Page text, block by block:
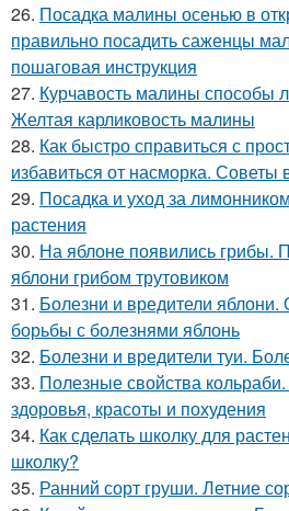
26. Посадка малины осенью в
правильно посадить саженцы
пошаговая инструкция
27. Курчавость малины способы
Желтая карликовость малины
28. Как быстро справиться с
избавиться от насморка. Советы
29. Посадка и уход за
растения
30. На яблоне появились грибы.
яблони грибом трутовиком
31. Болезни и вредители
борьбы с болезнями яблонь
32. Болезни и вредители туи.
33. Полезные свойства
здоровья, красоты и похудения
34. Как сделать школку для
школку?
35. Ранний сорт груши. Летние